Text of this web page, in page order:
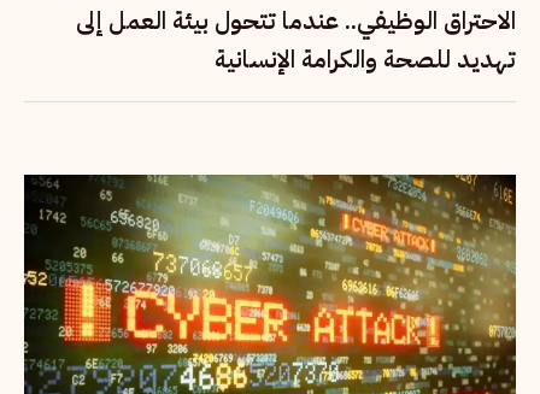
الاحتراق الوظيفي.. عندما تتحول بيئة العمل إلى
تهديد للصحة والكرامة الإنسانية